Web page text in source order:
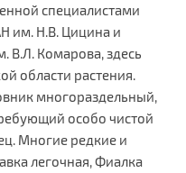
специалистами
им. Н.В. Цицина и
В.Л. Комарова, здесь
области растения.
многораздельный,
особо чистой
Многие редкие и
легочная, Фиалка